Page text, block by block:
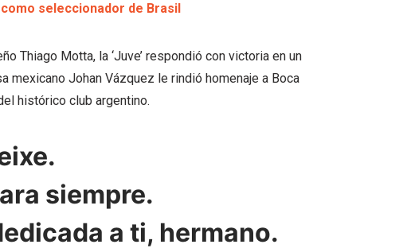
seleccionador de Brasil
Thiago Motta, la ‘Juve’ respondió con victoria en un
mexicano Johan Vázquez le rindió homenaje a Boca
histórico club argentino.
siempre.
a ti, hermano.